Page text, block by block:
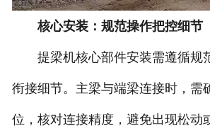
核心安装：规范操作把控细节
提梁机核心部件安装需遵循规
衔接细节。主梁与端梁连接时，需
位，核对连接精度，避免出现松动